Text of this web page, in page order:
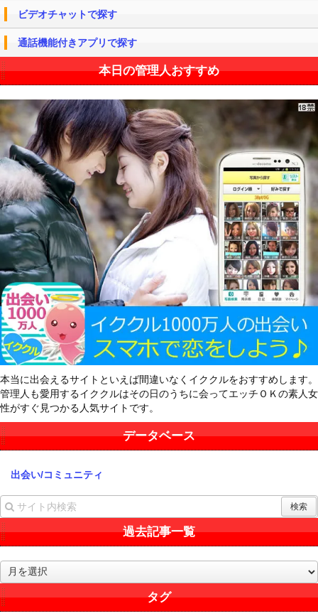
ビデオチャットで探す
通話機能付きアプリで探す
本日の管理人おすすめ
本当に出会えるサイトといえば間違いなくイククルをおすすめします。
管理人も愛用するイククルはその日のうちに会ってエッチＯＫの素人女
性がすぐ見つかる人気サイトです。
データベース
出会い/コミュニティ
過去記事一覧
去
記
事
タグ